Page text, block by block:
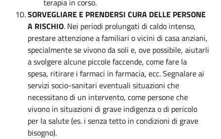
terapia in corso.
SORVEGLIARE E PRENDERSI CURA DELLE PERSONE
A RISCHIO. Nei periodi prolungati di caldo intenso,
prestare attenzione a familiari o vicini di casa anziani,
specialmente se vivono da soli e, ove possibile, aiutarli
a svolgere alcune piccole faccende, come fare la
spesa, ritirare i farmaci in farmacia, ecc. Segnalare ai
servizi socio-sanitari eventuali situazioni che
necessitano di un intervento, come persone che
vivono in situazioni di grave indigenza o di pericolo
per la salute (es. i senza tetto in condizioni di grave
bisogno).